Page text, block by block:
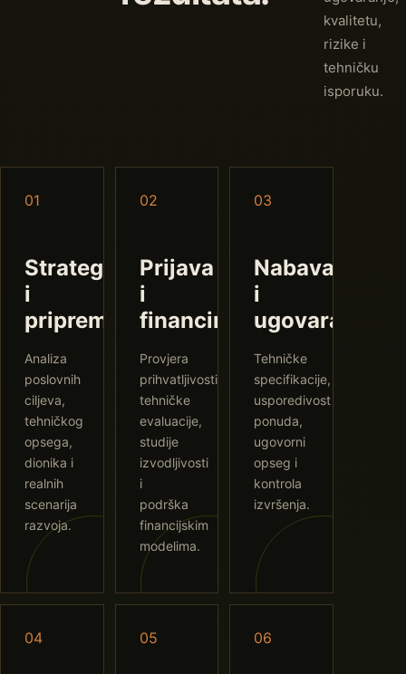
kvalitetu,
rizike i
tehničku
isporuku.
01
Strategija
i
priprema
Analiza
poslovnih
ciljeva,
tehničkog
opsega,
dionika i
realnih
scenarija
razvoja.
02
Prijava
i
financiranje
Provjera
prihvatljivosti,
tehničke
evaluacije,
studije
izvodljivosti
i
podrška
financijskim
modelima.
03
Nabava
i
ugovaranje
Tehničke
specifikacije,
usporedivost
ponuda,
ugovorni
opseg i
kontrola
izvršenja.
04 05 06